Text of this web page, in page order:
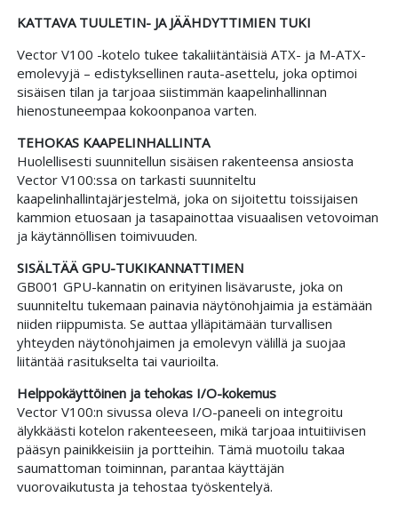
KATTAVA TUULETIN- JA JÄÄHDYTTIMIEN TUKI
Vector V100 -kotelo tukee takaliitäntäisiä ATX- ja M-ATX-
emolevyjä – edistyksellinen rauta-asettelu, joka optimoi
sisäisen tilan ja tarjoaa siistimmän kaapelinhallinnan
hienostuneempaa kokoonpanoa varten.
TEHOKAS KAAPELINHALLINTA
Huolellisesti suunnitellun sisäisen rakenteensa ansiosta
Vector V100:ssa on tarkasti suunniteltu
kaapelinhallintajärjestelmä, joka on sijoitettu toissijaisen
kammion etuosaan ja tasapainottaa visuaalisen vetovoiman
ja käytännöllisen toimivuuden.
SISÄLTÄÄ GPU-TUKIKANNATTIMEN
GB001 GPU-kannatin on erityinen lisävaruste, joka on
suunniteltu tukemaan painavia näytönohjaimia ja estämään
niiden riippumista. Se auttaa ylläpitämään turvallisen
yhteyden näytönohjaimen ja emolevyn välillä ja suojaa
liitäntää rasitukselta tai vaurioilta.
Helppokäyttöinen ja tehokas I/O-kokemus
Vector V100:n sivussa oleva I/O-paneeli on integroitu
älykkäästi kotelon rakenteeseen, mikä tarjoaa intuitiivisen
pääsyn painikkeisiin ja portteihin. Tämä muotoilu takaa
saumattoman toiminnan, parantaa käyttäjän
vuorovaikutusta ja tehostaa työskentelyä.